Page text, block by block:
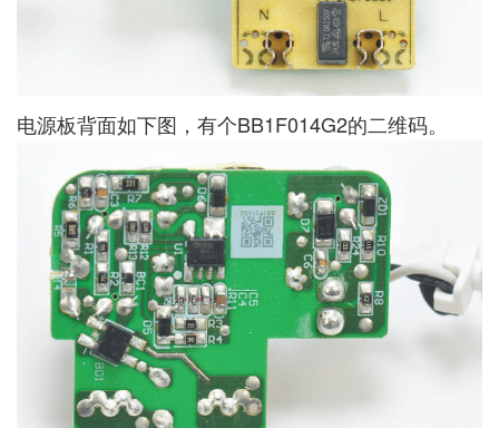
电源板背面如下图，有个BB1F014G2的二维码。